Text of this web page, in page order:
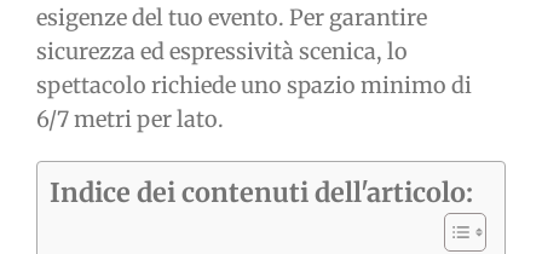
esigenze del tuo evento. Per garantire
sicurezza ed espressività scenica, lo
spettacolo richiede uno spazio minimo di
6/7 metri per lato.
Indice dei contenuti dell'articolo: